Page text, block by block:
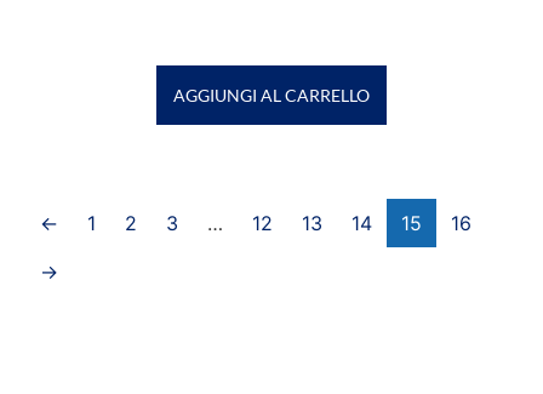
AGGIUNGI AL CARRELLO
← 1 2 3 … 12 13 14 15
16
→